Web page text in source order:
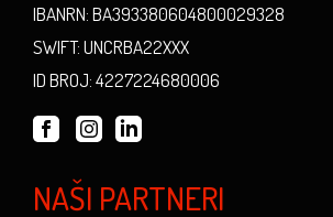
IBANRN: BA393380604800029328
SWIFT: UNCRBA22XXX
ID BROJ: 4227224680006
NAŠI PARTNERI